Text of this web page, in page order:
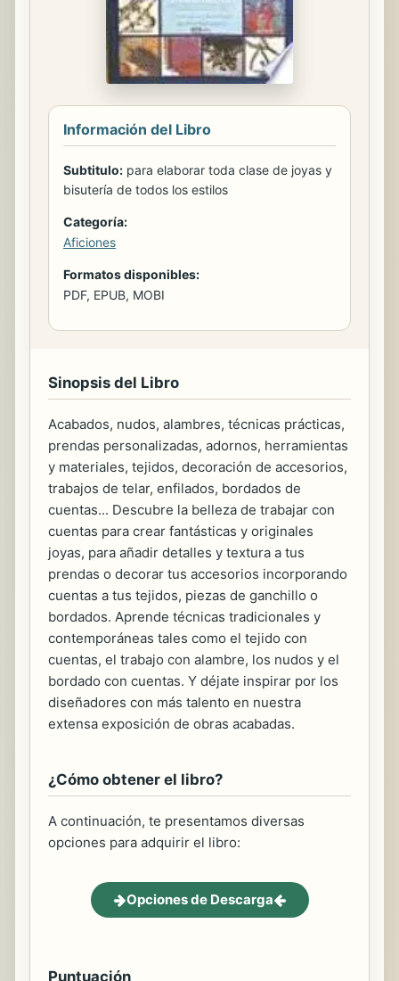
Información del Libro
Subtitulo: para elaborar toda clase de joyas y
bisutería de todos los estilos
Categoría:
Aficiones
Formatos disponibles:
PDF, EPUB, MOBI
Sinopsis del Libro
Acabados, nudos, alambres, técnicas prácticas,
prendas personalizadas, adornos, herramientas
y materiales, tejidos, decoración de accesorios,
trabajos de telar, enfilados, bordados de
cuentas... Descubre la belleza de trabajar con
cuentas para crear fantásticas y originales
joyas, para añadir detalles y textura a tus
prendas o decorar tus accesorios incorporando
cuentas a tus tejidos, piezas de ganchillo o
bordados. Aprende técnicas tradicionales y
contemporáneas tales como el tejido con
cuentas, el trabajo con alambre, los nudos y el
bordado con cuentas. Y déjate inspirar por los
diseñadores con más talento en nuestra
extensa exposición de obras acabadas.
¿Cómo obtener el libro?
A continuación, te presentamos diversas
opciones para adquirir el libro:
Opciones de Descarga
Puntuación